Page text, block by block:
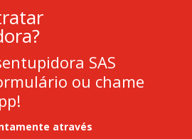
SAS
ou chame
através